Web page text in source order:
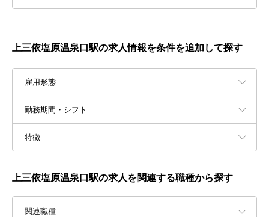
上三依塩原温泉口駅の求人情報を条件を追加して探す
雇用形態
勤務期間・シフト
特徴
上三依塩原温泉口駅の求人を関連する職種から探す
関連職種